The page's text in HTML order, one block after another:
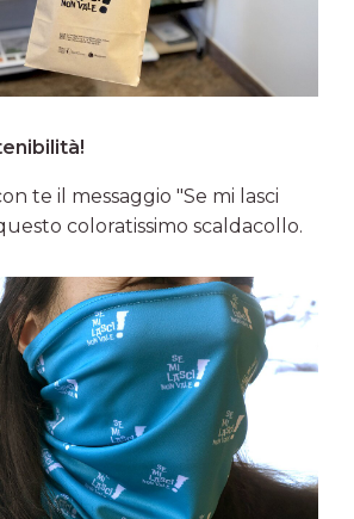
te il messaggio "Se mi lasci
coloratissimo scaldacollo.